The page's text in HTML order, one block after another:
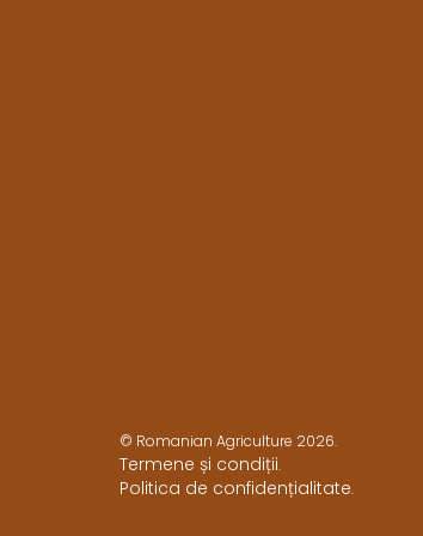
© Romanian Agriculture 2026.
Termene și condiții.
Politica de confidențialitate.